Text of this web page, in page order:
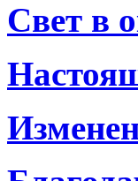
Свет в